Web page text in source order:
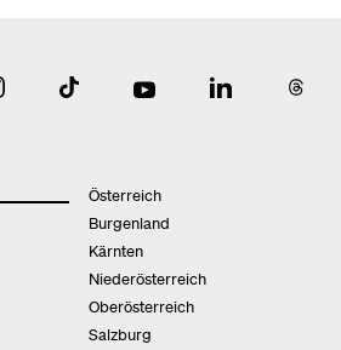
Österreich
Burgenland
Kärnten
Niederösterreich
Oberösterreich
Salzburg